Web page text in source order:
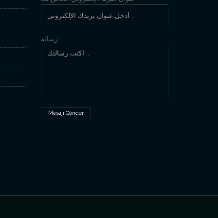
رسالة*